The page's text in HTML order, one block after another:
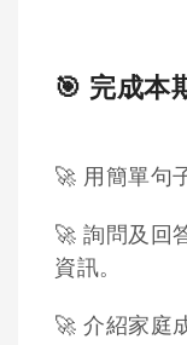
🎯 完成本
🚀 用簡單句
🚀 詢問及回
資訊。
🚀 介紹家庭